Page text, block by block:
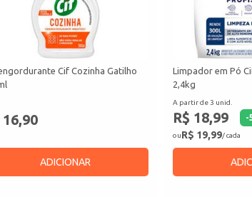
Cif Cozinha Gatilho
16,90
ADICIONAR
Limpador em Pó
2,4kg
A partir de 3 unid.
R$ 18,99 -
ouR$ 19,99/ cada